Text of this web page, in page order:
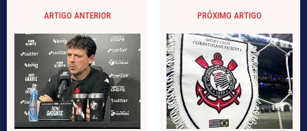
ARTIGO ANTERIOR PRÓXIMO ARTIGO